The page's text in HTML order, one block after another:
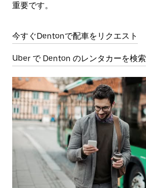
重要です。
今すぐDentonで配車をリクエスト
Uber で Denton のレンタカーを検索